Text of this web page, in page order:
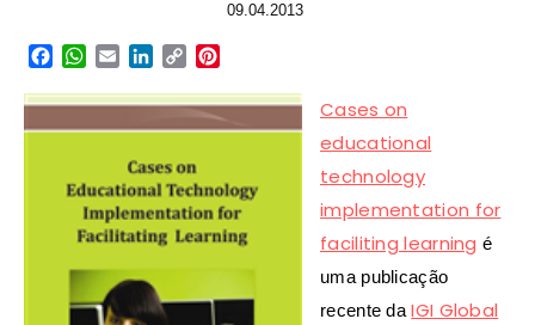
09.04.2013
Facebook
WhatsApp
EmailLinkedIn
Copy
Cases on
educational
technology
implementation for
faciliting learning é
uma publicação
recente daIGI Global